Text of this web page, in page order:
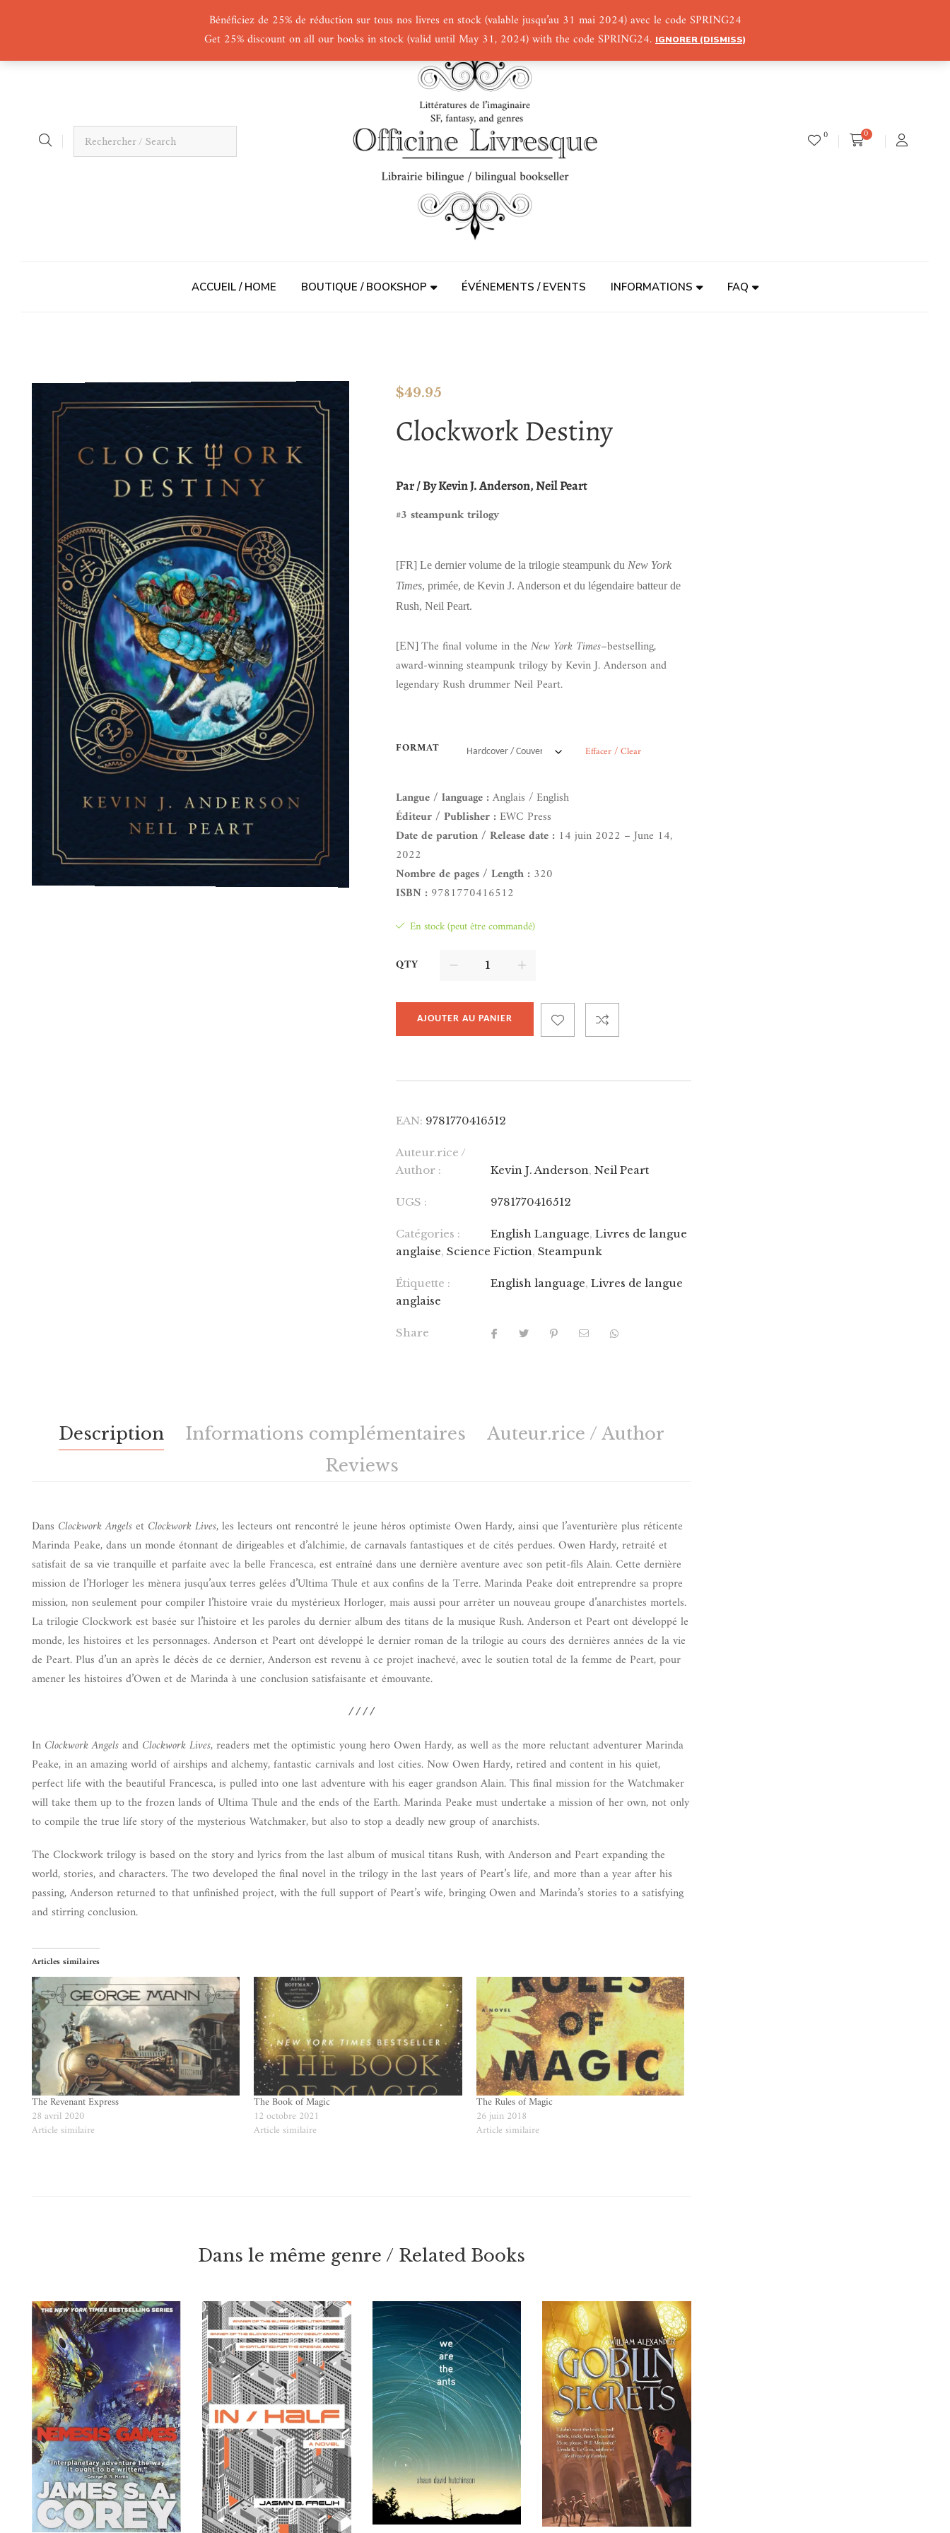
Bénéficiez de 25% de réduction sur tous nos livres en stock (valable jusqu’au 31 mai 2024) avec le code SPRING24
Get 25% discount on all our books in stock (valid until May 31, 2024) with the code SPRING24. IGNORER (DISMISS)
0 0
ACCUEIL / HOME BOUTIQUE / BOOKSHOP ÉVÉNEMENTS / EVENTS INFORMATIONS FAQ
$49.95
Clockwork Destiny
Par / By Kevin J. Anderson, Neil Peart
#3 steampunk trilogy
[FR]Le dernier volume de la trilogie steampunk du New York
Times, primée, de Kevin J. Anderson et du légendaire batteur de
Rush, Neil Peart.
[EN]The final volume in theNew York Times–bestselling,
award-winning steampunk trilogy by Kevin J. Anderson and
legendary Rush drummer Neil Peart.
FORMAT Effacer / Clear
Langue / language :Anglais / English
Éditeur / Publisher : EWC Press
Date de parution / Release date : 14 juin 2022 – June 14,
2022
Nombre de pages / Length : 320
ISBN : 9781770416512
En stock (peut être commandé)
QTY
AJOUTER AU PANIER
EAN: 9781770416512
Auteur.rice /
Author :
Kevin J. Anderson,Neil Peart
UGS : 9781770416512
Catégories : English Language,Livres de langue
anglaise,Science Fiction,Steampunk
Étiquette : English language,Livres de langue
anglaise
Share
Description Informations complémentaires
Auteur.rice / Author
Reviews
Dans Clockwork Angelset Clockwork Lives, les lecteurs ont rencontré le jeune héros optimiste Owen Hardy, ainsi que l’aventurière plus réticente
Marinda Peake, dans un monde étonnant de dirigeables et d’alchimie, de carnavals fantastiques et de cités perdues. Owen Hardy, retraité et
satisfait de sa vie tranquille et parfaite avec la belle Francesca, est entraîné dans une dernière aventure avec son petit-fils Alain. Cette dernière
mission de l’Horloger les mènera jusqu’aux terres gelées d’Ultima Thule et aux confins de la Terre. Marinda Peake doit entreprendre sa propre
mission, non seulement pour compiler l’histoire vraie du mystérieux Horloger, mais aussi pour arrêter un nouveau groupe d’anarchistes mortels.
La trilogie Clockwork est basée sur l’histoire et les paroles du dernier album des titans de la musique Rush. Anderson et Peart ont développé le
monde, les histoires et les personnages. Anderson et Peart ont développé le dernier roman de la trilogie au cours des dernières années de la vie
de Peart. Plus d’un an après le décès de ce dernier, Anderson est revenu à ce projet inachevé, avec le soutien total de la femme de Peart, pour
amener les histoires d’Owen et de Marinda à une conclusion satisfaisante et émouvante.
////
In Clockwork Angelsand Clockwork Lives, readers met the optimistic young hero Owen Hardy, as well as the more reluctant adventurer Marinda
Peake, in an amazing world of airships and alchemy, fantastic carnivals and lost cities. Now Owen Hardy, retired and content in his quiet,
perfect life with the beautiful Francesca, is pulled into one last adventure with his eager grandson Alain. This final mission for the Watchmaker
will take them up to the frozen lands of Ultima Thule and the ends of the Earth. Marinda Peake must undertake a mission of her own, not only
to compile the true life story of the mysterious Watchmaker, but also to stop a deadly new group of anarchists.
The Clockwork trilogy is based on the story and lyrics from the last album of musical titans Rush, with Anderson and Peart expanding the
world, stories, and characters. The two developed the final novel in the trilogy in the last years of Peart’s life, and more than a year after his
passing, Anderson returned to that unfinished project, with the full support of Peart’s wife, bringing Owen and Marinda’s stories to a satisfying
and stirring conclusion.
Articles similaires
The Revenant Express
28 avril 2020
Article similaire
The Book of Magic
12 octobre 2021
Article similaire
The Rules of Magic
26 juin 2018
Article similaire
Dans le même genre / Related Books